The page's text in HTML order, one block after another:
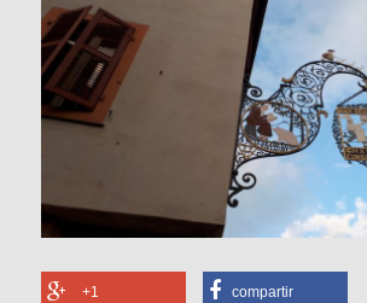
+1 compartir